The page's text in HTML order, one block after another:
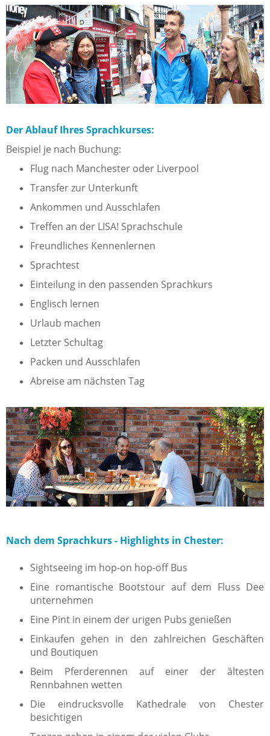
Der Ablauf Ihres Sprachkurses:
Beispiel je nach Buchung:
Flug nach Manchester oder Liverpool
Transfer zur Unterkunft
Ankommen und Ausschlafen
Treffen an der LISA! Sprachschule
Freundliches Kennenlernen
Sprachtest
Einteilung in den passenden Sprachkurs
Englisch lernen
Urlaub machen
Letzter Schultag
Packen und Ausschlafen
Abreise am nächsten Tag
Nach dem Sprachkurs - Highlights in Chester:
Sightseeing im hop-on hop-off Bus
Eine romantische Bootstour auf dem Fluss Dee
unternehmen
Eine Pint in einem der urigen Pubs genießen
Einkaufen gehen in den zahlreichen Geschäften
und Boutiquen
Beim Pferderennen auf einer der ältesten
Rennbahnen wetten
Die eindrucksvolle Kathedrale von Chester
besichtigen